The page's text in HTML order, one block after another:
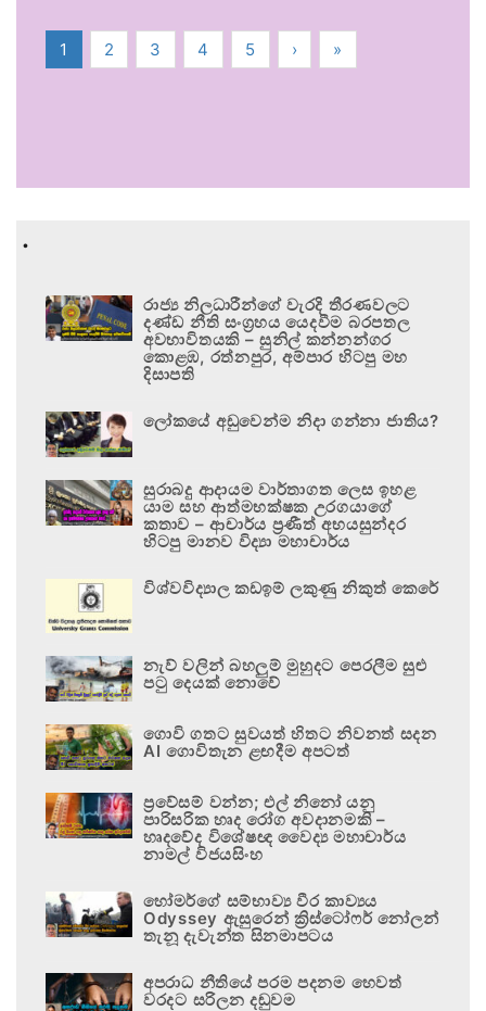
1 2 3 4 5 › »
.
රාජ්‍ය නිලධාරීන්ගේ වැරදි තීරණවලට
දණ්ඩ නීති සංග්‍රහය යෙදවීම බරපතල
අවභාවිතයකි – සුනිල් කන්නන්ගර
කොළඹ, රත්නපුර, අම්පාර හිටපු මහ
දිසාපති
ලෝකයේ අඩුවෙන්ම නිදා ගන්නා ජාතිය?
සුරාබදු ආදායම වාර්තාගත ලෙස ඉහළ
යාම සහ ආත්මභක්ෂක උරගයාගේ
කතාව – ආචාර්ය ප්‍රණීත් අභයසුන්දර
හිටපු මානව විද්‍යා මහාචාර්ය
විශ්වවිද්‍යාල කඩඉම් ලකුණු නිකුත් කෙරේ
නැව් වලින් බහලුම් මුහුදට පෙරලීම සුළු
පටු දෙයක් නොවේ
ගොවි ගතට සුවයත් හිතට නිවනත් සදන
AI ගොවිතැන ළඟදීම අපටත්
ප්‍රවේසම් වන්න; එල් නිනෝ යනු
පාරිසරික හෘද රෝග අවදානමකි –
හෘදවේද විශේෂඥ වෛද්‍ය මහාචාර්ය
නාමල් විජයසිංහ
හෝමර්ගේ සම්භාව්‍ය වීර කාව්‍යය
Odyssey ඇසුරෙන් ක්‍රිස්ටෝෆර් නෝලන්
තැනූ දැවැන්ත සිනමාපටය
අපරාධ නීතියේ පරම පදනම හෙවත්
වරදට සරිලන දඬුවම